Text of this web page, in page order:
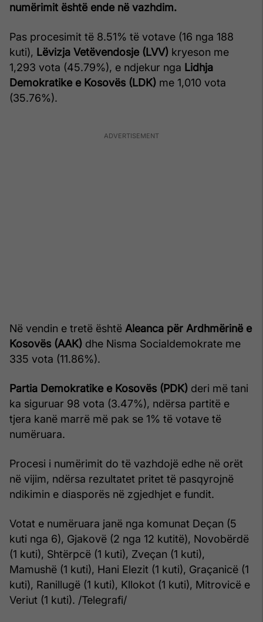
numërimit është ende në vazhdim.
Pas procesimit të 8.51% të votave (16 nga 188
kuti), Lëvizja Vetëvendosje (LVV) kryeson me
1,293 vota (45.79%), e ndjekur nga Lidhja
Demokratike e Kosovës (LDK) me 1,010 vota
(35.76%).
Në vendin e tretë është Aleanca për Ardhmërinë e
Kosovës (AAK) dhe Nisma Socialdemokrate me
335 vota (11.86%).
Partia Demokratike e Kosovës (PDK) deri më tani
ka siguruar 98 vota (3.47%), ndërsa partitë e
tjera kanë marrë më pak se 1% të votave të
numëruara.
Procesi i numërimit do të vazhdojë edhe në orët
në vijim, ndërsa rezultatet pritet të pasqyrojnë
ndikimin e diasporës në zgjedhjet e fundit.
Votat e numëruara janë nga komunat Deçan (5
kuti nga 6), Gjakovë (2 nga 12 kutitë), Novobërdë
(1 kuti), Shtërpcë (1 kuti), Zveçan (1 kuti),
Mamushë (1 kuti), Hani Elezit (1 kuti), Graçanicë (1
kuti), Ranillugë (1 kuti), Kllokot (1 kuti), Mitrovicë e
Veriut (1 kuti). /Telegrafi/